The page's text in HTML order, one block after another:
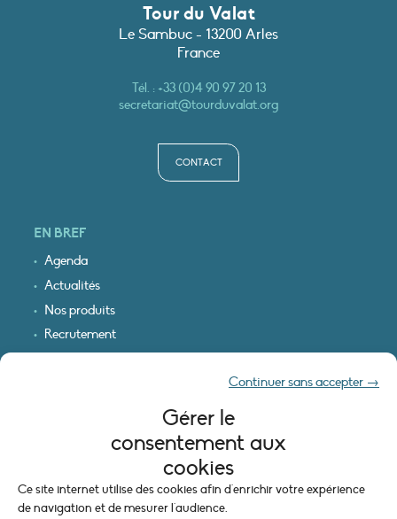
Gérer le
consentement aux
cookies
Ce site internet utilise des cookies afin d'enrichir votre expérience
de navigation et de mesurer l'audience.
Continuer sans accepter →
Tour du Valat
Le Sambuc - 13200 Arles
France
Tél. :+33 (0)4 90 97 20 13
secretariat@tourduvalat.org
CONTACT
EN BREF
Agenda
Actualités
Nos produits
Recrutement
INFORMATIONS LÉGALES
Mentions légales
Politique de cookies (UE)